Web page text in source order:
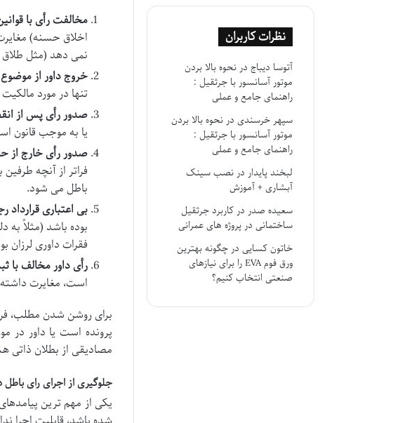
مخالفت رأی با
اخلاق حسنه)
نمی دهد (مثل طلاق
خروج داور از
تنها در مورد
صدور رأی پس از
یا به موجب قانون
صدور رأی خارج از
فراتر از آنچه
باطل می شود.
بی اعتباری قرارداد
بوده باشد (مثلاً
فقرات داوری لرزان
رأی داور مخالف با
است، مغایرت
برای روشن شدن مطلب،
پرونده است یا داور در
مصادیقی از بطلان ذاتی
جلوگیری از اجرای رای باطل
نظرات کاربران
آتوسا دیباج درنحوه بالا بردن
موتور آسانسور با جرثقیل :
راهنمای جامع و عملی
سپهر خرسندی درنحوه بالا بردن
موتور آسانسور با جرثقیل :
راهنمای جامع و عملی
لبخند پایدار درنصب سینک
آبشاری + آموزش
سعیده صدر درکاربرد جرثقیل
ساختمانی در پروژه های عمرانی
خاتون کسایی درچگونه بهترین
ورق فوم EVA را برای نیازهای
صنعتی انتخاب کنیم؟